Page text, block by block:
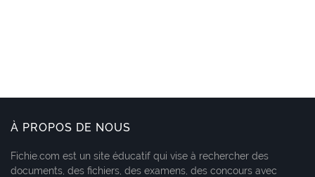
À PROPOS DE NOUS
Fichie.com est un site éducatif qui vise à rechercher des
documents, des fichiers, des examens, des concours avec